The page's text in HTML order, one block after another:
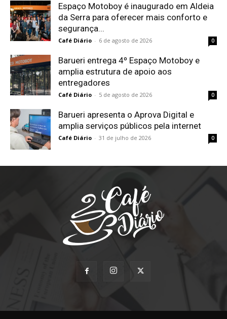
Espaço Motoboy é inaugurado em Aldeia
da Serra para oferecer mais conforto e
segurança...
Café Diário - 6 de agosto de 2026 0
Barueri entrega 4º Espaço Motoboy e
amplia estrutura de apoio aos
entregadores
Café Diário - 5 de agosto de 2026 0
Barueri apresenta o Aprova Digital e
amplia serviços públicos pela internet
Café Diário - 31 de julho de 2026 0